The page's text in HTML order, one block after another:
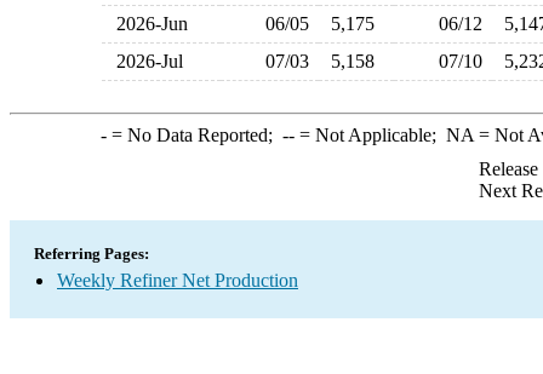
2026-Jun
06/05 5,175 06/12
2026-Jul
07/03 5,158 07/10
-= No Data Reported; --= Not Applicable; NA = Not
Next
Referring Pages:
Weekly Refiner Net Production